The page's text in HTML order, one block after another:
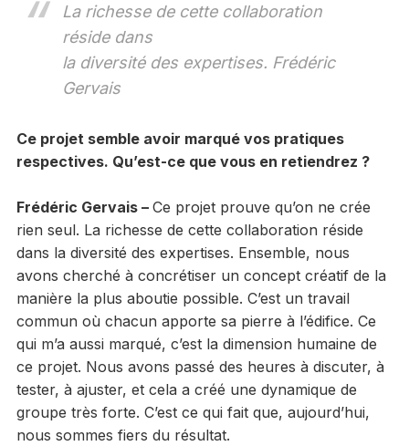
La richesse de cette collaboration
réside dans
la diversité des expertises. Frédéric
Gervais
Ce projet semble avoir marqué vos pratiques
respectives. Qu’est-ce que vous en retiendrez ?
Frédéric Gervais – Ce projet prouve qu’on ne crée
rien seul. La richesse de cette collaboration réside
dans la diversité des expertises. Ensemble, nous
avons cherché à concrétiser un concept créatif de la
manière la plus aboutie possible. C’est un travail
commun où chacun apporte sa pierre à l’édifice. Ce
qui m’a aussi marqué, c’est la dimension humaine de
ce projet. Nous avons passé des heures à discuter, à
tester, à ajuster, et cela a créé une dynamique de
groupe très forte. C’est ce qui fait que, aujourd’hui,
nous sommes fiers du résultat.